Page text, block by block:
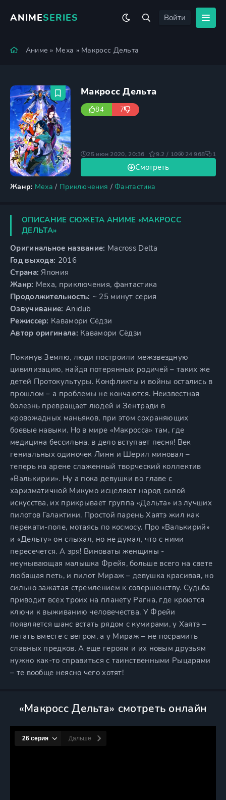
ANIMESERIES Войти
Аниме » Меха » Макросс Дельта
Макросс Дельта
84 7
Жанр: Меха / Приключения / Фантастика
Смотреть
25 июн 2020, 20:36 9.2 / 10 24 968 1
ОПИСАНИЕ СЮЖЕТА АНИМЕ «МАКРОСС
ДЕЛЬТА»
Оригинальное название: Macross Delta
Год выхода: 2016
Страна: Япония
Жанр: Меха, приключения, фантастика
Продолжительность: ~ 25 минут серия
Озвучивание: Anidub
Режиссер: Кавамори Сёдзи
Автор оригинала: Кавамори Сёдзи
Покинув Землю, люди построили межзвездную
цивилизацию, найдя потерянных родичей – таких же
детей Протокультуры. Конфликты и войны остались в
прошлом – а проблемы не кончаются. Неизвестная
болезнь превращает людей и Зентради в
кровожадных маньяков, при этом сохраняющих
боевые навыки. Но в мире «Макросса» там, где
медицина бессильна, в дело вступает песня! Век
гениальных одиночек Линн и Шерил миновал –
теперь на арене слаженный творческий коллектив
«Валькирии». Ну а пока девушки во главе с
харизматичной Микумо исцеляют народ силой
искусства, их прикрывает группа «Дельта» из лучших
пилотов Галактики. Простой парень Хаятэ жил как
перекати-поле, мотаясь по космосу. Про «Валькирий»
и «Дельту» он слыхал, но не думал, что с ними
пересечется. А зря! Виноваты женщины -
неунывающая малышка Фрейя, больше всего на свете
любящая петь, и пилот Мираж – девушка красивая, но
сильно зажатая стремлением к совершенству. Судьба
приводит всех троих на планету Рагна, где кроются
ключи к выживанию человечества. У Фрейи
появляется шанс встать рядом с кумирами, у Хаятэ –
летать вместе с ветром, а у Мираж – не посрамить
славных предков. А еще героям и их новым друзьям
нужно как-то справиться с таинственными Рыцарями
– те вообще неясно чего хотят!
«Макросс Дельта» смотреть онлайн